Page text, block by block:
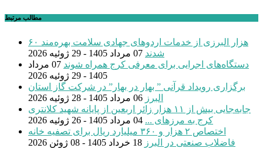
مطالب مرتبط
۶۰ هزار البرزی از خدمات اردوهای جهادی سلامت بهره‌مند
شدند 07 مرداد 1405 - 29 ژوئیه 2026
دستگاه‌های اجرایی برای معرفی کرج همراه شوند
07 مرداد
1405 - 29 ژوئیه 2026
برگزاری رویداد قرآنی ” بهار در بهار” در شرکت گاز استان
البرز 06 مرداد 1405 - 28 ژوئیه 2026
جابه‌جایی بیش از ۱۱ هزار زائر اربعین از پایانه شهید کلانتری
کرج به مرزهای ... 04 مرداد 1405 - 26 ژوئیه 2026
اختصاص ۲ هزار و ۳۶۰ میلیارد ریال برای تصفیه خانه
فاضلاب صنعتی در البرز 18 خرداد 1405 - 08 ژوئن 2026